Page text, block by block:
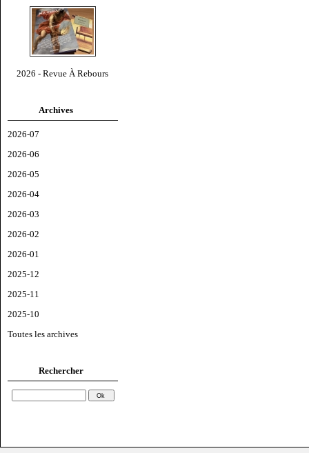
2026 - Revue À Rebours
Archives
2026-07
2026-06
2026-05
2026-04
2026-03
2026-02
2026-01
2025-12
2025-11
2025-10
Toutes les archives
Rechercher